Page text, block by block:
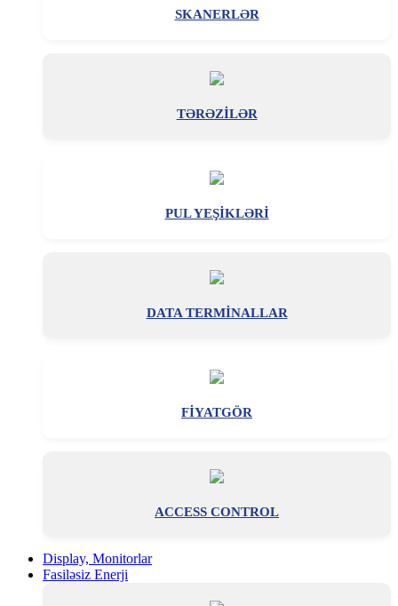
SKANERLƏR
TƏRƏZİLƏR
PUL YEŞİKLƏRİ
DATA TERMİNALLAR
FİYATGÖR
ACCESS CONTROL
Display, Monitorlar
Fasiləsiz Enerji